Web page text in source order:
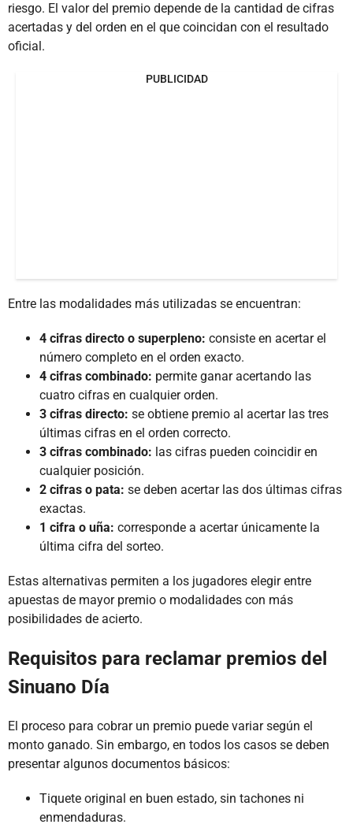
riesgo. El valor del premio depende de la cantidad de cifras
acertadas y del orden en el que coincidan con el resultado
oficial.
PUBLICIDAD
Entre las modalidades más utilizadas se encuentran:
4 cifras directo o superpleno: consiste en acertar el
número completo en el orden exacto.
4 cifras combinado: permite ganar acertando las
cuatro cifras en cualquier orden.
3 cifras directo: se obtiene premio al acertar las tres
últimas cifras en el orden correcto.
3 cifras combinado: las cifras pueden coincidir en
cualquier posición.
2 cifras o pata: se deben acertar las dos últimas cifras
exactas.
1 cifra o uña: corresponde a acertar únicamente la
última cifra del sorteo.
Estas alternativas permiten a los jugadores elegir entre
apuestas de mayor premio o modalidades con más
posibilidades de acierto.
Requisitos para reclamar premios del
Sinuano Día
El proceso para cobrar un premio puede variar según el
monto ganado. Sin embargo, en todos los casos se deben
presentar algunos documentos básicos:
Tiquete original en buen estado, sin tachones ni
enmendaduras.